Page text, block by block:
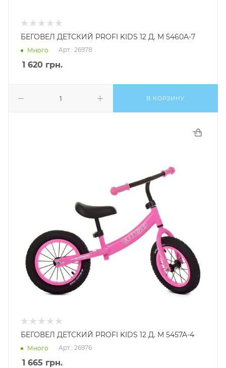
БЕГОВЕЛ ДЕТСКИЙ PROFI KIDS 12 Д. М 5460A-7
Много Арт.: 26978
1 620 грн.
В КОРЗИНУ
БЕГОВЕЛ ДЕТСКИЙ PROFI KIDS 12 Д. М 5457A-4
Много Арт.: 26976
1 665 грн.